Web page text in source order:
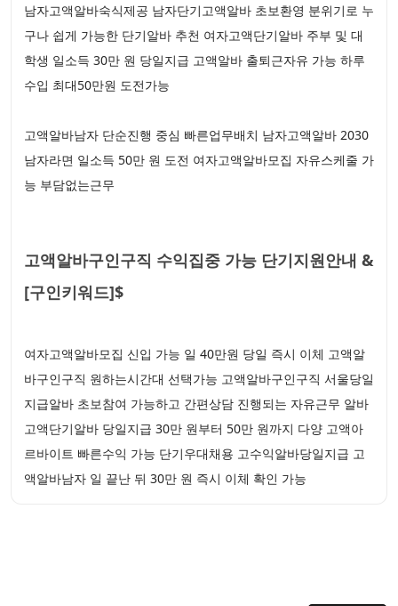
남자고액알바숙식제공 남자단기고액알바 초보환영 분위기로 누
구나 쉽게 가능한 단기알바 추천 여자고액단기알바 주부 및 대
학생 일소득 30만 원 당일지급 고액알바 출퇴근자유 가능 하루
수입 최대50만원 도전가능
고액알바남자 단순진행 중심 빠른업무배치 남자고액알바 2030
남자라면 일소득 50만 원 도전 여자고액알바모집 자유스케줄 가
능 부담없는근무
고액알바구인구직 수익집중 가능 단기지원안내 &
[구인키워드]$
여자고액알바모집 신입 가능 일 40만원 당일 즉시 이체 고액알
바구인구직 원하는시간대 선택가능 고액알바구인구직 서울당일
지급알바 초보참여 가능하고 간편상담 진행되는 자유근무 알바
고액단기알바 당일지급 30만 원부터 50만 원까지 다양 고액아
르바이트 빠른수익 가능 단기우대채용 고수익알바당일지급 고
액알바남자 일 끝난 뒤 30만 원 즉시 이체 확인 가능